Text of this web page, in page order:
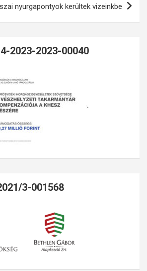
nyurgapontyok kerültek vizeinkbe
2023-2023-00040
3-001568